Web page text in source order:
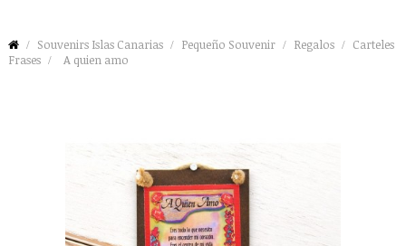
Souvenirs Islas Canarias Pequeño Souvenir Regalos
Carteles
Frases
A quien amo